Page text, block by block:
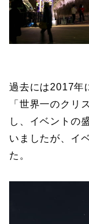
過去には2017年
「世界一のクリ
し、イベントの
いましたが、イ
た。